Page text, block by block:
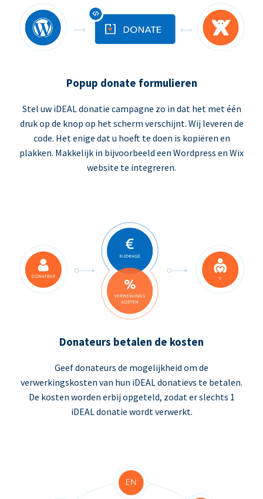
Popup donate formulieren
Stel uw iDEAL donatie campagne zo in dat het met één
druk op de knop op het scherm verschijnt. Wij leveren de
code. Het enige dat u hoeft te doen is kopiëren en
plakken. Makkelijk in bijvoorbeeld een Wordpress en Wix
website te integreren.
Donateurs betalen de kosten
Geef donateurs de mogelijkheid om de
verwerkingskosten van hun iDEAL donatievs te betalen.
De kosten worden erbij opgeteld, zodat er slechts 1
iDEAL donatie wordt verwerkt.